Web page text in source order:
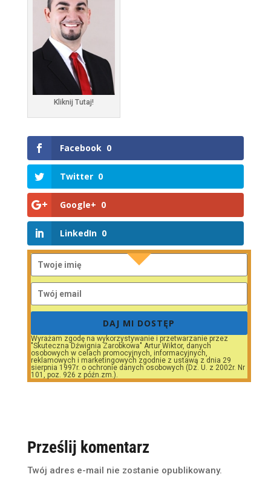
Kliknij Tutaj!
Facebook 0
Twitter 0
Google+ 0
LinkedIn 0
DAJ MI DOSTĘP
Wyrażam zgodę na wykorzystywanie i przetwarzanie przez
"Skuteczna Dźwignia Zarobkowa" Artur Wiktor, danych
osobowych w celach promocyjnych, informacyjnych,
reklamowych i marketingowych zgodnie z ustawą z dnia 29
sierpnia 1997r. o ochronie danych osobowych (Dz. U. z 2002r. Nr
101, poz. 926 z późn.zm.).
Prześlij komentarz
Twój adres e-mail nie zostanie opublikowany.